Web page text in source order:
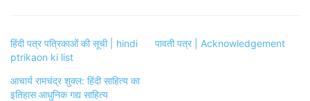
हिंदी पत्र पत्रिकाओं की सूची | hindi
ptrikaon ki list
पावती पत्र | Acknowledgement
आचार्य रामचंद्र शुक्ल: हिंदी साहित्य का
इतिहास आधुनिक गद्य साहित्य